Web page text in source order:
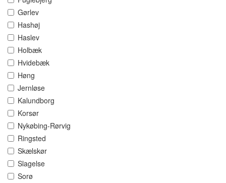
Gørlev
Hashøj
Haslev
Holbæk
Hvidebæk
Høng
Jernløse
Kalundborg
Korsør
Nykøbing-Rørvig
Ringsted
Skælskør
Slagelse
Sorø